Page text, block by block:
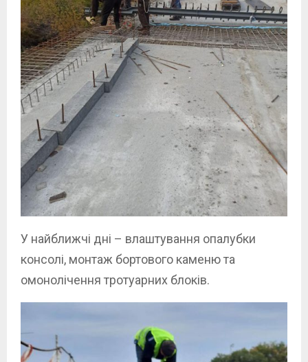
У найближчі дні – влаштування опалубки
консолі, монтаж бортового каменю та
омонолічення тротуарних блоків.